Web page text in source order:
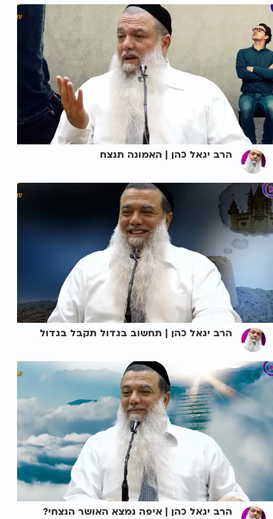
הרב יגאל כהן | האמונה תנצח
הרב יגאל כהן | תחשוב בגדול תקבל בגדול
הרב יגאל כהן | איפה נמצא האושר הנצחי?